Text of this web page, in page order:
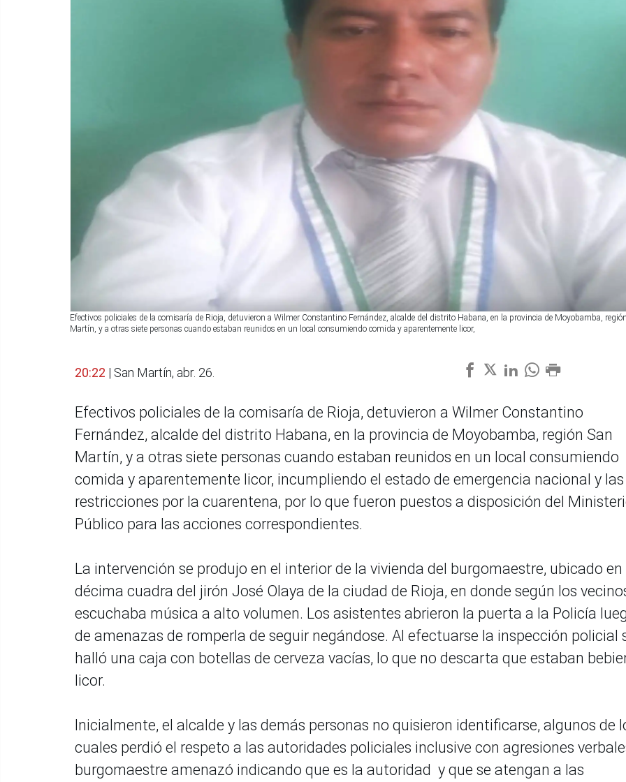
Efectivos policiales de la comisaría de Rioja, detuvieron a Wilmer Constantino Fernández, alcalde del distrito Habana, en la provincia de Moyobamba,
Martín, y a otras siete personas cuando estaban reunidos en un local consumiendo comida y aparentemente licor,
20:22 | San Martín, abr. 26.
Efectivos policiales de la comisaría de Rioja, detuvieron a Wilmer Constantino
Fernández, alcalde del distrito Habana, en la provincia de Moyobamba, región San
Martín, y a otras siete personas cuando estaban reunidos en un local consumiendo
comida y aparentemente licor, incumpliendo el estado de emergencia nacional y las
restricciones por la cuarentena, por lo que fueron puestos a disposición del
Público para las acciones correspondientes.
La intervención se produjo en el interior de la vivienda del burgomaestre, ubicado en
décima cuadra del jirón José Olaya de la ciudad de Rioja, en donde según los
escuchaba música a alto volumen. Los asistentes abrieron la puerta a la Policía
de amenazas de romperla de seguir negándose. Al efectuarse la inspección policial
halló una caja con botellas de cerveza vacías, lo que no descarta que estaban
licor.
Inicialmente, el alcalde y las demás personas no quisieron identificarse, algunos de
cuales perdió el respeto a las autoridades policiales inclusive con agresiones
burgomaestre amenazó indicando que es la autoridad y que se atengan a las